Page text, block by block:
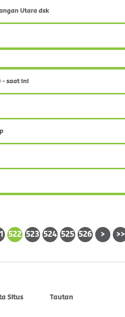
Utara dsk
- saat ini
522 523 524 525 526 > >>
Situs
Tautan